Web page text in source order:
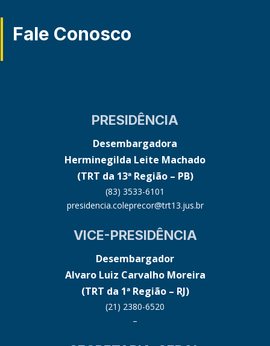
Fale Conosco
PRESIDÊNCIA
Desembargadora
Herminegilda Leite Machado
(TRT da 13ª Região – PB)
(83) 3533-6101
presidencia.coleprecor@trt13.jus.br
VICE-PRESIDÊNCIA
Desembargador
Alvaro Luiz Carvalho Moreira
(TRT da 1ª Região – RJ)
(21) 2380-6520
–